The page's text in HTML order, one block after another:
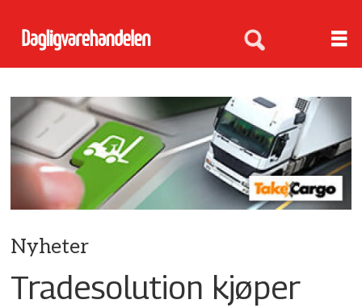
Nyheter
Tradesolution kjøper